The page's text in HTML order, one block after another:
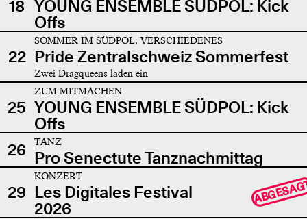
18 YOUNG ENSEMBLE SÜDPOL: Kick
Offs
22
SOMMER IM SÜDPOL, VERSCHIEDENES
Pride Zentralschweiz Sommerfest
Zwei Dragqueens laden ein
25
ZUM MITMACHEN
YOUNG ENSEMBLE SÜDPOL: Kick
Offs
26
TANZ
Pro Senectute Tanznachmittag
29
KONZERT
Les Digitales Festival
2026